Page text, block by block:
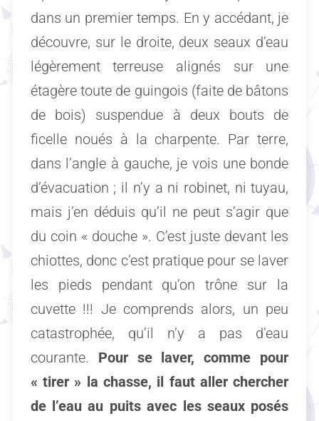
dans un premier temps. En y accédant, je
découvre, sur le droite, deux seaux d’eau
légèrement terreuse alignés sur une
étagère toute de guingois (faite de bâtons
de bois) suspendue à deux bouts de
ficelle noués à la charpente. Par terre,
dans l’angle à gauche, je vois une bonde
d’évacuation ; il n’y a ni robinet, ni tuyau,
mais j’en déduis qu’il ne peut s’agir que
du coin « douche ». C’est juste devant les
chiottes, donc c’est pratique pour se laver
les pieds pendant qu’on trône sur la
cuvette !!! Je comprends alors, un peu
catastrophée, qu’il n’y a pas d’eau
courante. Pour se laver, comme pour
« tirer » la chasse, il faut aller chercher
de l’eau au puits avec les seaux posés